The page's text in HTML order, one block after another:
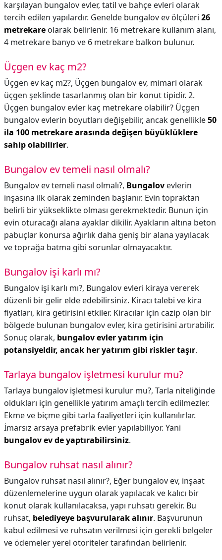
karşılayan bungalov evler, tatil ve bahçe evleri olarak
tercih edilen yapılardır. Genelde bungalov ev ölçüleri 26
metrekare olarak belirlenir. 16 metrekare kullanım alanı,
4 metrekare banyo ve 6 metrekare balkon bulunur.
Üçgen ev kaç m2?
Üçgen ev kaç m2?, Üçgen bungalov ev, mimari olarak
üçgen şeklinde tasarlanmış olan bir konut tipidir. 2.
Üçgen bungalov evler kaç metrekare olabilir? Üçgen
bungalov evlerin boyutları değişebilir, ancak genellikle50
ila 100 metrekare arasında değişen büyüklüklere
sahip olabilirler.
Bungalov ev temeli nasıl olmalı?
Bungalov ev temeli nasıl olmalı?, Bungalov evlerin
inşasına ilk olarak zeminden başlanır. Evin topraktan
belirli bir yükseklikte olması gerekmektedir. Bunun için
evin oturacağı alana ayaklar dikilir. Ayakların altına beton
pabuçlar konursa ağırlık daha geniş bir alana yayılacak
ve toprağa batma gibi sorunlar olmayacaktır.
Bungalov işi karlı mı?
Bungalov işi karlı mı?, Bungalov evleri kiraya vererek
düzenli bir gelir elde edebilirsiniz. Kiracı talebi ve kira
fiyatları, kira getirisini etkiler. Kiracılar için cazip olan bir
bölgede bulunan bungalov evler, kira getirisini artırabilir.
Sonuç olarak, bungalov evler yatırım için
potansiyeldir, ancak her yatırım gibi riskler taşır.
Tarlaya bungalov işletmesi kurulur mu?
Tarlaya bungalov işletmesi kurulur mu?, Tarla niteliğinde
oldukları için genellikle yatırım amaçlı tercih edilmezler.
Ekme ve biçme gibi tarla faaliyetleri için kullanılırlar.
İmarsız arsaya prefabrik evler yapılabiliyor. Yani
bungalov ev de yaptırabilirsiniz.
Bungalov ruhsat nasıl alınır?
Bungalov ruhsat nasıl alınır?, Eğer bungalov ev, inşaat
düzenlemelerine uygun olarak yapılacak ve kalıcı bir
konut olarak kullanılacaksa, yapı ruhsatı gerekir. Bu
ruhsat, belediyeye başvurularak alınır. Başvurunun
kabul edilmesi ve ruhsatın verilmesi için gerekli belgeler
ve ödemeler yerel otoriteler tarafından belirlenir.